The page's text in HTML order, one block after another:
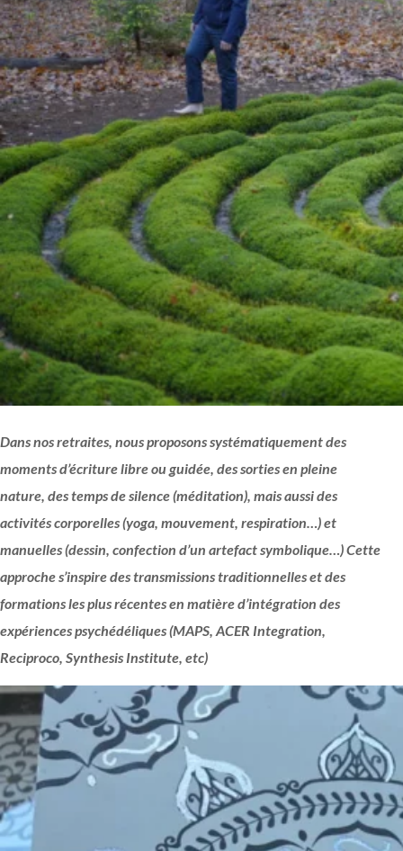
Dans nos retraites, nous proposons systématiquement des
moments d’écriture libre ou guidée, des sorties en pleine
nature, des temps de silence (méditation), mais aussi des
activités corporelles (yoga, mouvement, respiration…) et
manuelles (dessin, confection d’un artefact symbolique…) Cette
approche s’inspire des transmissions traditionnelles et des
formations les plus récentes en matière d’intégration des
expériences psychédéliques (MAPS, ACER Integration,
Reciproco, Synthesis Institute, etc)